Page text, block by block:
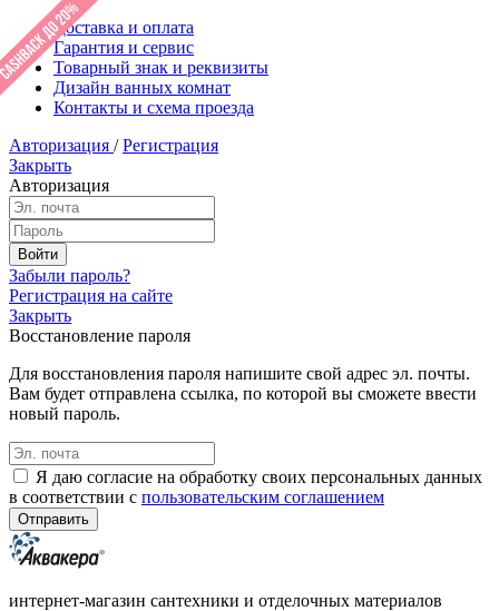
Доставка и оплата
Гарантия и сервис
Товарный знак и реквизиты
Дизайн ванных комнат
Контакты и схема проезда
Авторизация / Регистрация
Закрыть
Авторизация
Забыли пароль?
Регистрация на сайте
Закрыть
Восстановление пароля
Для восстановления пароля напишите свой адрес эл. почты.
Вам будет отправлена ссылка, по которой вы сможете ввести
новый пароль.
Я даю согласие на обработку своих персональных данных
в соответствии с пользовательским соглашением
интернет-магазин сантехники и отделочных материалов